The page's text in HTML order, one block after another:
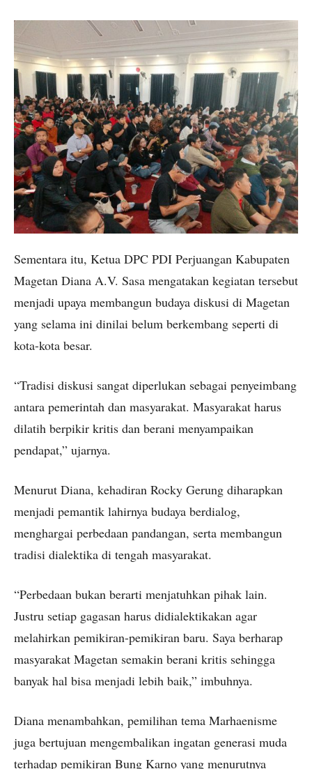
Sementara itu, Ketua DPC PDI Perjuangan Kabupaten
Magetan Diana A.V. Sasa mengatakan kegiatan tersebut
menjadi upaya membangun budaya diskusi di Magetan
yang selama ini dinilai belum berkembang seperti di
kota-kota besar.
“Tradisi diskusi sangat diperlukan sebagai penyeimbang
antara pemerintah dan masyarakat. Masyarakat harus
dilatih berpikir kritis dan berani menyampaikan
pendapat,” ujarnya.
Menurut Diana, kehadiran Rocky Gerung diharapkan
menjadi pemantik lahirnya budaya berdialog,
menghargai perbedaan pandangan, serta membangun
tradisi dialektika di tengah masyarakat.
“Perbedaan bukan berarti menjatuhkan pihak lain.
Justru setiap gagasan harus didialektikakan agar
melahirkan pemikiran-pemikiran baru. Saya berharap
masyarakat Magetan semakin berani kritis sehingga
banyak hal bisa menjadi lebih baik,” imbuhnya.
Diana menambahkan, pemilihan tema Marhaenisme
juga bertujuan mengembalikan ingatan generasi muda
terhadap pemikiran Bung Karno yang menurutnya